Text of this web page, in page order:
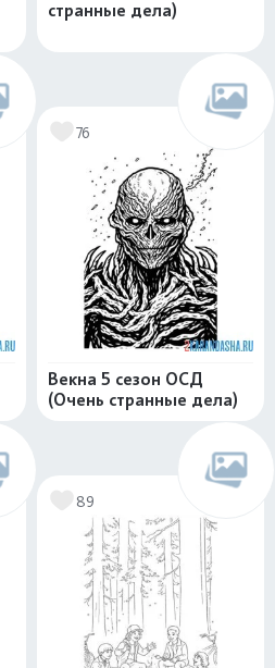
странные дела)
76
Векна 5 сезон ОСД
(Очень странные дела)
89